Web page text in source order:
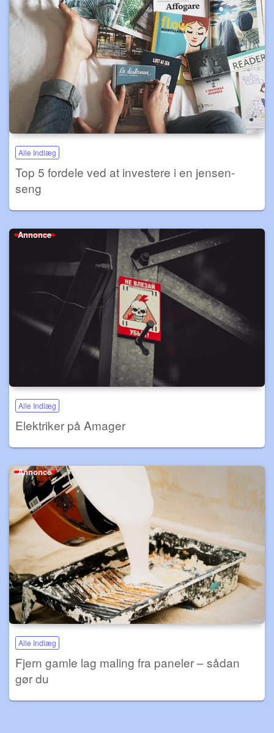
Alle Indlæg
Top 5 fordele ved at investere i en jensen-
seng
Annonce
Alle Indlæg
Elektriker på Amager
Annonce
Alle Indlæg
Fjern gamle lag maling fra paneler – sådan
gør du